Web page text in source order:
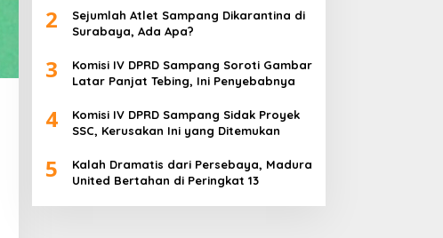
2
Sejumlah Atlet Sampang Dikarantina di
Surabaya, Ada Apa?
3
Komisi IV DPRD Sampang Soroti Gambar
Latar Panjat Tebing, Ini Penyebabnya
4
Komisi IV DPRD Sampang Sidak Proyek
SSC, Kerusakan Ini yang Ditemukan
5
Kalah Dramatis dari Persebaya, Madura
United Bertahan di Peringkat 13